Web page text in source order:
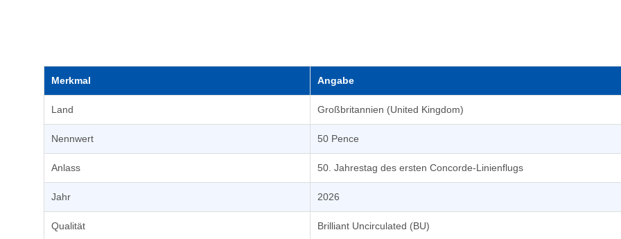
Merkmal Angabe
Land Großbritannien (United Kingdom)
Nennwert 50 Pence
Anlass 50. Jahrestag des ersten Concorde-Linienflugs
Jahr 2026
Qualität Brilliant Uncirculated (BU)